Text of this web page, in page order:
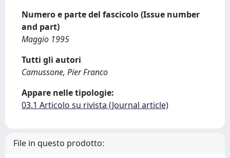
Numero e parte del fascicolo (Issue number
and part)
Maggio 1995
Tutti gli autori
Camussone, Pier Franco
Appare nelle tipologie:
03.1 Articolo su rivista (Journal article)
File in questo prodotto: